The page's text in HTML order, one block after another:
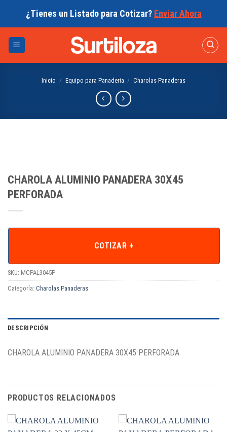
¿Tienes un Listado para Cotizar? Enviar Ahora
Inicio / Equipo para Panaderia / Charolas Panaderas
CHAROLA ALUMINIO PANADERA 30X45
PERFORADA
COTIZAR +
SKU: MCPAL3045P
Categoría: Charolas Panaderas
DESCRIPCIÓN
CHAROLA ALUMINIO PANADERA 30X45 PERFORADA
PRODUCTOS RELACIONADOS